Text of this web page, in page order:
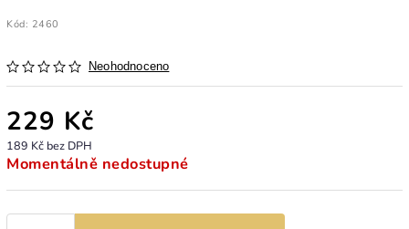
Kód: 2460
Neohodnoceno
229 Kč
189 Kč bez DPH
Momentálně nedostupné